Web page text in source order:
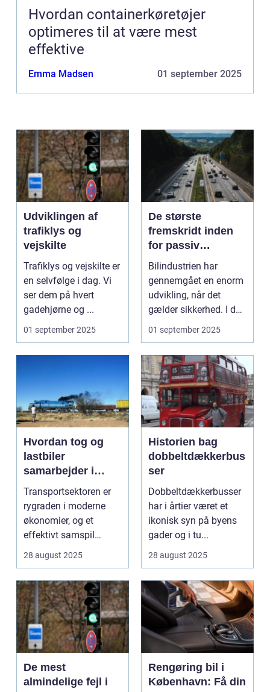
Hvordan containerkøretøjer
optimeres til at være mest
effektive
Emma Madsen 01 september 2025
Udviklingen af
trafiklys og
vejskilte
Trafiklys og vejskilte er
en selvfølge i dag. Vi
ser dem på hvert
gadehjørne og ...
01 september 2025
De største
fremskridt inden
for passiv
sikkerhed i biler
Bilindustrien har
gennemgået en enorm
udvikling, når det
gælder sikkerhed. I dag
e...
01 september 2025
Hvordan tog og
lastbiler
samarbejder i
transportsektoren
Transportsektoren er
rygraden i moderne
økonomier, og et
effektivt samspil
mellem tog og last...
28 august 2025
Historien bag
dobbeltdækkerbus
ser
Dobbeltdækkerbusser
har i årtier været et
ikonisk syn på byens
gader og i tu...
28 august 2025
De mest
almindelige fejl i
Rengøring bil i
København: Få din